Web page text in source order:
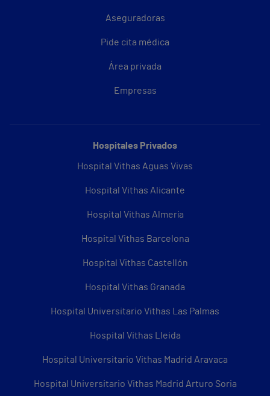
Aseguradoras
Pide cita médica
Área privada
Empresas
Hospitales Privados
Hospital Vithas Aguas Vivas
Hospital Vithas Alicante
Hospital Vithas Almería
Hospital Vithas Barcelona
Hospital Vithas Castellón
Hospital Vithas Granada
Hospital Universitario Vithas Las Palmas
Hospital Vithas Lleida
Hospital Universitario Vithas Madrid Aravaca
Hospital Universitario Vithas Madrid Arturo Soria